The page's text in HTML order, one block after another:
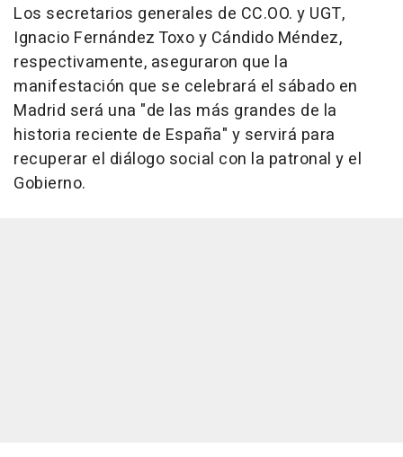
Los secretarios generales de CC.OO. y UGT,
Ignacio Fernández Toxo y Cándido Méndez,
respectivamente, aseguraron que la
manifestación que se celebrará el sábado en
Madrid será una "de las más grandes de la
historia reciente de España" y servirá para
recuperar el diálogo social con la patronal y el
Gobierno.